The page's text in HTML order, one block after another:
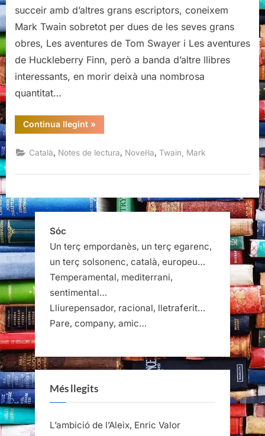
succeir amb d’altres grans escriptors, coneixem
Mark Twain sobretot per dues de les seves grans
obres, Les aventures de Tom Swayer i Les aventures
de Huckleberry Finn, però a banda d’altre llibres
interessants, en morir deixà una nombrosa
quantitat…
Continua llegint“Cartes
des
terra,
Twain”
»
Català Notes de lectura Novel·la ,Twain, Mark
Sóc
Un terç empordanès, un terç egarenc,
un terç solsonenc, català, europeu…
Temperamental, mediterrani,
sentimental…
Lliurepensador, racional, lletraferit…
Pare, company, amic…
Més llegits
L’ambició de l’Aleix, Enric Valor